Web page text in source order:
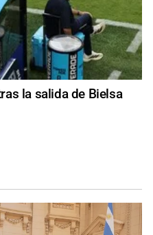
la salida de Bielsa